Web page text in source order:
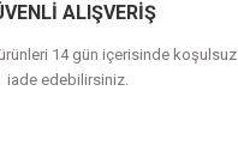
ALIŞVERİŞ
ürünleri 14 gün içerisinde koşulsuz
iade edebilirsiniz.